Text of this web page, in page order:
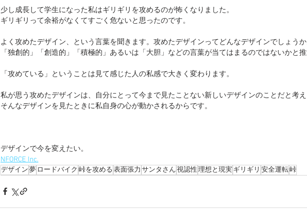
少し成長して学生になった私はギリギリを攻めるのが怖くなりました。
ギリギリって余裕がなくてすごく危ないと思ったのです。
よく攻めたデザイン、という言葉を聞きます。攻めたデザインってどんなデザインでしょうか
「独創的」「創造的」「積極的」あるいは「大胆」などの言葉が当てはまるのではないかと推
「攻めている」ということは見て感じた人の私感で大きく変わります。
私が思う攻めたデザインは、自分にとって今まで見たことない新しいデザインのことだと考え
そんなデザインを見たときに私自身の心が動かされるからです。
デザインで今を変えたい。
NFORCE Inc.
デザイン夢 ロードバイク 峠を攻める 表面張力 サンタさん視認性理想と現実ギリギリ 安全運転峠